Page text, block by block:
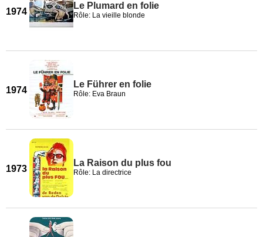
1974
Le Plumard en folie
Rôle: La vieille blonde
1974
Le Führer en folie
Rôle: Eva Braun
1973
La Raison du plus fou
Rôle: La directrice